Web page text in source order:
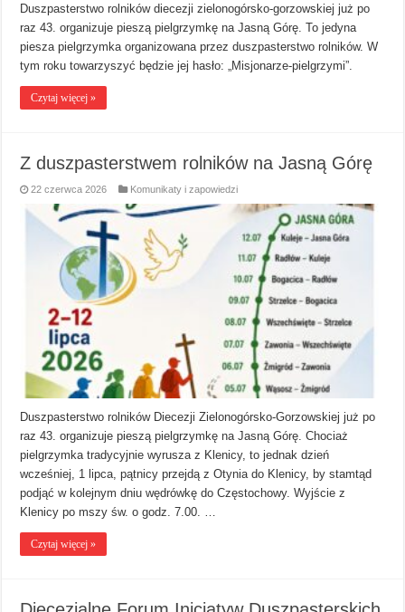
Duszpasterstwo rolników diecezji zielonogórsko-gorzowskiej już po
raz 43. organizuje pieszą pielgrzymkę na Jasną Górę. To jedyna
piesza pielgrzymka organizowana przez duszpasterstwo rolników. W
tym roku towarzyszyć będzie jej hasło: „Misjonarze-pielgrzymi”.
Czytaj więcej »
Z duszpasterstwem rolników na Jasną Górę
22 czerwca 2026 Komunikaty i zapowiedzi
Duszpasterstwo rolników Diecezji Zielonogórsko-Gorzowskiej już po
raz 43. organizuje pieszą pielgrzymkę na Jasną Górę. Chociaż
pielgrzymka tradycyjnie wyrusza z Klenicy, to jednak dzień
wcześniej, 1 lipca, pątnicy przejdą z Otynia do Klenicy, by stamtąd
podjąć w kolejnym dniu wędrówkę do Częstochowy. Wyjście z
Klenicy po mszy św. o godz. 7.00. …
Czytaj więcej »